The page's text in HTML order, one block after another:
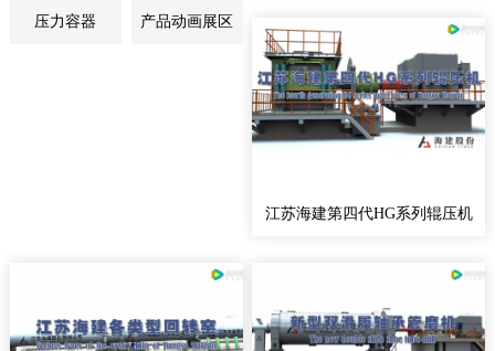
压力容器 产品动画展区
江苏海建第四代HG系列辊压机